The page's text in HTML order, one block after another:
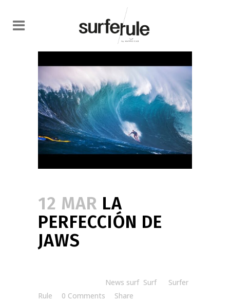
12 MAR LA
PERFECCIÓN DE
JAWS
News surf Surf
Surfer
Rule
0 Comments Share